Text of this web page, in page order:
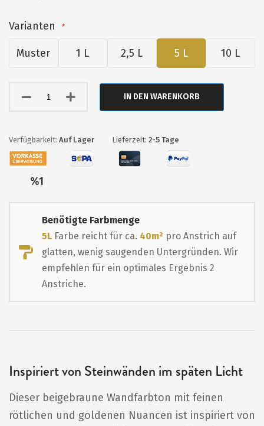
Varianten
Muster 1 L 2,5 L 5 L 10 L
IN DEN WARENKORB
Auf Lager Lieferzeit: 2-5 Tage
%1
Benötigte Farbmenge
5L Farbe reicht für ca. 40m² pro Anstrich auf
glatten, wenig saugenden Untergründen. Wir
empfehlen für ein optimales Ergebnis 2
Anstriche.
Inspiriert von Steinwänden im späten Licht
Dieser beigebraune Wandfarbton mit feinen
rötlichen und goldenen Nuancen ist inspiriert von